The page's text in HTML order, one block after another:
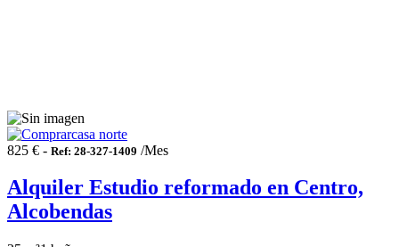
825 € - Ref: 28-327-1409 /Mes
Alquiler Estudio reformado en Centro,
Alcobendas